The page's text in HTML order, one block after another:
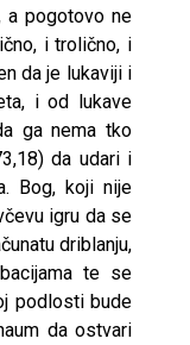
a pogotovo ne
i trolično, i
da je lukaviji i
i od lukave
ga nema tko
da udari i
Bog, koji nije
igru da se
driblanju,
te se
podlosti bude
da ostvari